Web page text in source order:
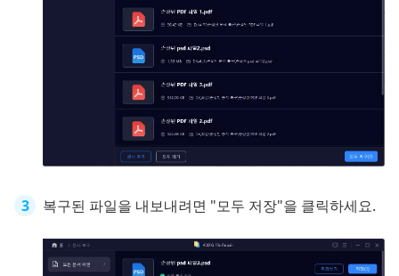
복구된 파일을 내보내려면 "모두 저장"을 클릭하세요.